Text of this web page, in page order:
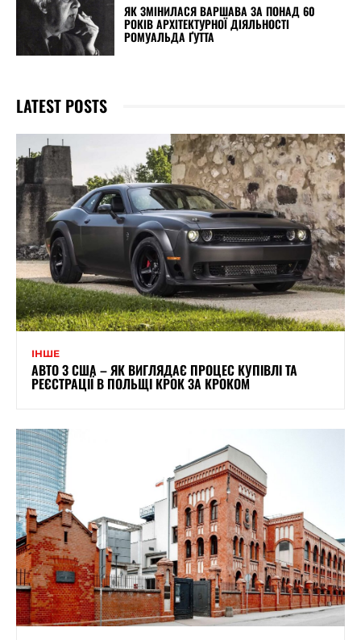
ЯК ЗМІНИЛАСЯ ВАРШАВА ЗА ПОНАД 60
РОКІВ АРХІТЕКТУРНОЇ ДІЯЛЬНОСТІ
РОМУАЛЬДА ҐУТТА
LATEST POSTS
ІНШЕ
АВТО З США – ЯК ВИГЛЯДАЄ ПРОЦЕС КУПІВЛІ ТА
РЕЄСТРАЦІЇ В ПОЛЬЩІ КРОК ЗА КРОКОМ